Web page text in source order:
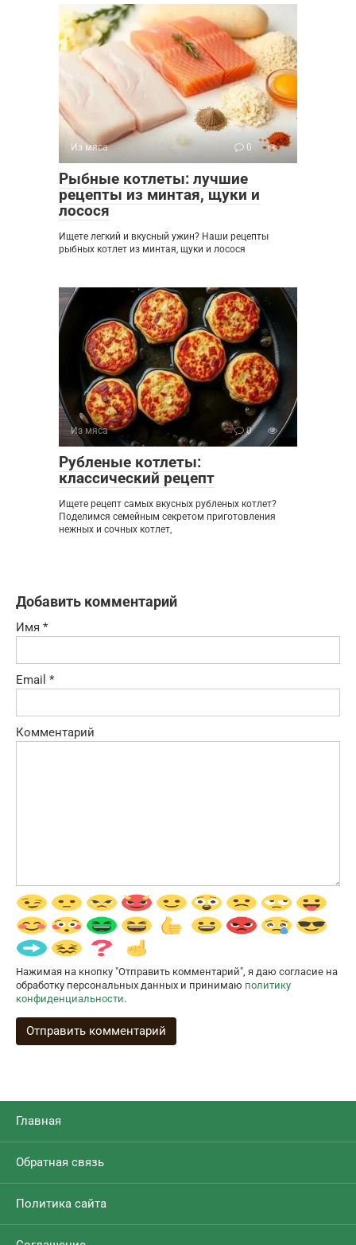
Из мяса 0
Рыбные котлеты: лучшие
рецепты из минтая, щуки и
лосося
Ищете легкий и вкусный ужин? Наши рецепты
рыбных котлет из минтая, щуки и лосося
Из мяса 0
Рубленые котлеты:
классический рецепт
Ищете рецепт самых вкусных рубленых котлет?
Поделимся семейным секретом приготовления
нежных и сочных котлет,
Добавить комментарий
Имя *
Email *
Комментарий
Нажимая на кнопку "Отправить комментарий", я даю согласие на
обработку персональных данных и принимаю политику
конфиденциальности.
Главная
Обратная связь
Политика сайта